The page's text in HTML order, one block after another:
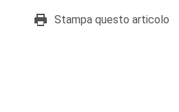
Stampa questo articolo